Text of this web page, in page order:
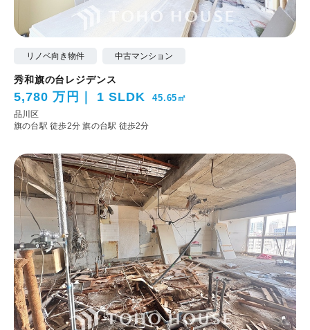
リノベ向き物件 中古マンション
秀和旗の台レジデンス
5,780 万円 1 SLDK 45.65㎡
品川区
旗の台駅 徒歩2分旗の台駅 徒歩2分